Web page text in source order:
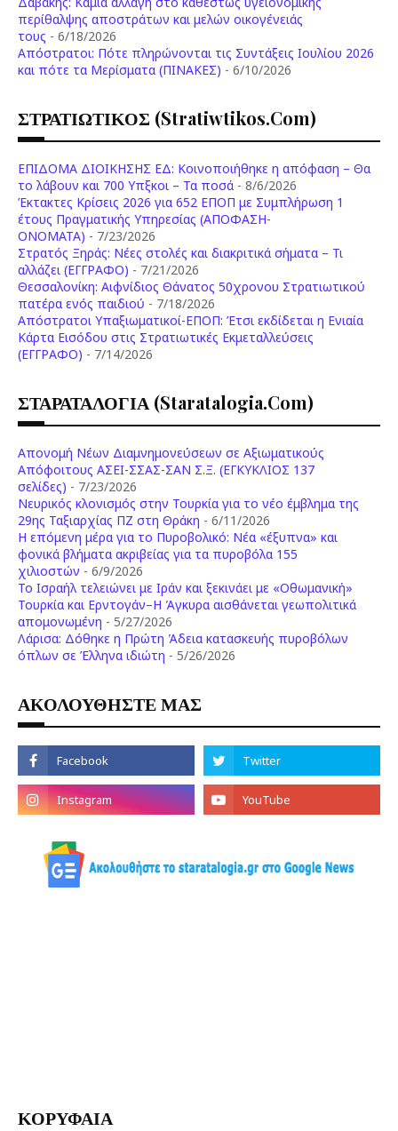
περίθαλψης αποστράτων και μελών οικογένειάς
τους - 6/18/2026
Aπόστρατοι: Πότε πληρώνονται τις Συντάξεις Ιουλίου 2026
και πότε τα Μερίσματα (ΠΙΝΑΚΕΣ) - 6/10/2026
ΣΤΡΑΤΙΩΤΙΚΟΣ (stratiwtikos.com)
ΕΠΙΔΟΜΑ ΔΙΟΙΚΗΣΗΣ ΕΔ: Κοινοποιήθηκε η απόφαση – Θα
το λάβουν και 700 Υπξκοι – Τα ποσά - 8/6/2026
Έκτακτες Κρίσεις 2026 για 652 ΕΠΟΠ με Συμπλήρωση 1
έτους Πραγματικής Υπηρεσίας (ΑΠΟΦΑΣΗ-
ONOMATA) - 7/23/2026
Στρατός Ξηράς: Νέες στολές και διακριτικά σήματα – Τι
αλλάζει (ΕΓΓΡΑΦΟ) - 7/21/2026
Θεσσαλονίκη: Αιφνίδιος Θάνατος 50χρονου Στρατιωτικού
πατέρα ενός παιδιού - 7/18/2026
Απόστρατοι Υπαξιωματικοί-ΕΠΟΠ: Έτσι εκδίδεται η Ενιαία
Κάρτα Εισόδου στις Στρατιωτικές Εκμεταλλεύσεις
(ΕΓΓΡΑΦΟ) - 7/14/2026
ΣΤΑΡΑΤΑΛΟΓΙΑ (staratalogia.com)
Απονομή Νέων Διαμνημονεύσεων σε Αξιωματικούς
Απόφοιτους ΑΣΕΙ-ΣΣΑΣ-ΣΑΝ Σ.Ξ. (ΕΓΚΥΚΛΙΟΣ 137
σελίδες) - 7/23/2026
Νευρικός κλονισμός στην Τουρκία για το νέο έμβλημα της
29ης Ταξιαρχίας ΠΖ στη Θράκη - 6/11/2026
Η επόμενη μέρα για το Πυροβολικό: Νέα «έξυπνα» και
φονικά βλήματα ακριβείας για τα πυροβόλα 155
χιλιοστών - 6/9/2026
Το Ισραήλ τελειώνει με Ιράν και ξεκινάει με «Οθωμανική»
Τουρκία και Ερντογάν–Η Άγκυρα αισθάνεται γεωπολιτικά
απομονωμένη - 5/27/2026
Λάρισα: Δόθηκε η Πρώτη Άδεια κατασκευής πυροβόλων
όπλων σε Έλληνα ιδιώτη - 5/26/2026
ΑΚΟΛΟΥΘΗΣΤΕ ΜΑΣ
ΚΟΡΥΦΑΙΑ